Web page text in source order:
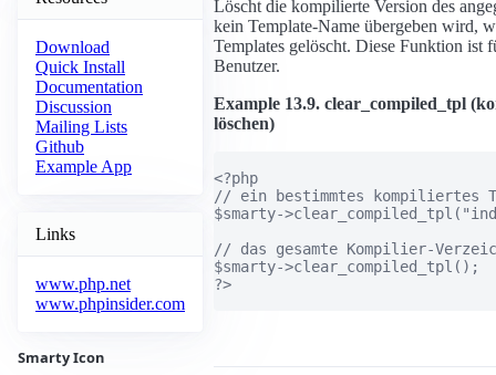
Download
Quick Install
Documentation
Discussion
Mailing Lists
Github
Example App
Links
www.php.net
www.phpinsider.com
Smarty Icon
Löscht die kompilierte Version des
kein Template-Name übergeben wird,
Templates gelöscht. Diese Funktion ist
Benutzer.
Example 13.9. clear_compiled_tpl
löschen)
<?php
// ein bestimmtes kompiliertes
$smarty-
// das gesamte Kompilier-
$smarty->clear_compiled_tpl();
?>